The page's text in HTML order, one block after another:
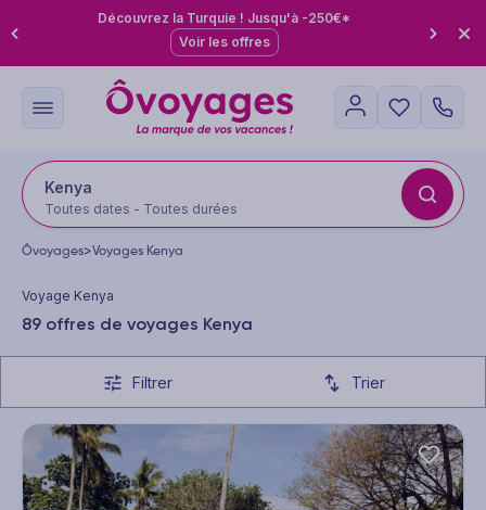
Découvrez la Turquie ! Jusqu'à -250€*
Voir les offres
Kenya
Toutes dates - Toutes durées
Ôvoyages>Voyages Kenya
Voyage Kenya
89 offres de voyages Kenya
Filtrer Trier